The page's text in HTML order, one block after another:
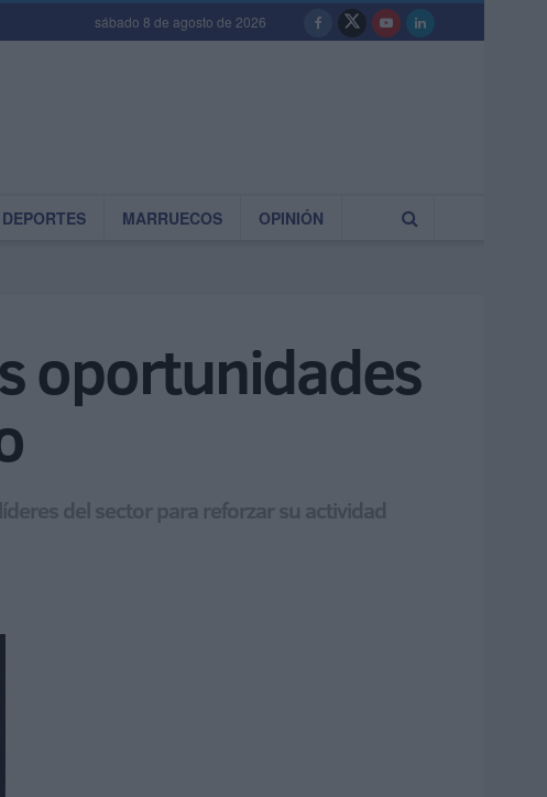
sábado 8 de agosto de 2026
DEPORTES MARRUECOS OPINIÓN
oportunidades
del sector para reforzar su actividad